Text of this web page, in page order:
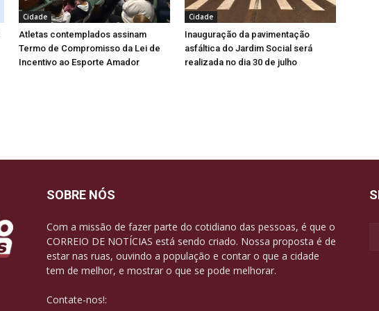
Cidade
Atletas contemplados assinam
Termo de Compromisso da Lei de
Incentivo ao Esporte Amador
Cidade
Inauguração da pavimentação
asfáltica do Jardim Social será
realizada no dia 30 de julho
SOBRE NÓS
Com a missão de fazer parte do cotidiano das pessoas, é que o
CORREIO DE NOTÍCIAS está sendo criado. Nossa proposta é de
estar nas ruas, ouvindo a população e contar o que a cidade
tem de melhor, e mostrar o que se pode melhorar.
Contate-nos!: